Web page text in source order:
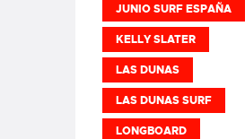
JUNIO SURF ESPAÑA
KELLY SLATER
LAS DUNAS
LAS DUNAS SURF
LONGBOARD